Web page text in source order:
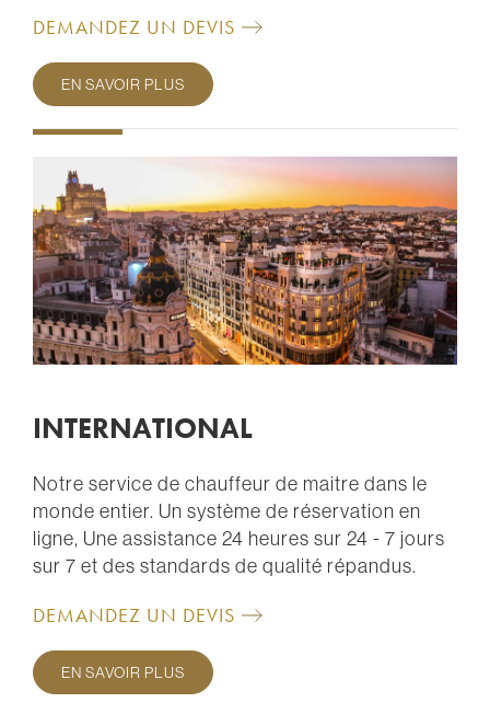
DEMANDEZ UN DEVIS
EN SAVOIR PLUS
INTERNATIONAL
Notre service de chauffeur de maitre dans le
monde entier. Un système de réservation en
ligne, Une assistance 24 heures sur 24 - 7 jours
sur 7 et des standards de qualité répandus.
DEMANDEZ UN DEVIS
EN SAVOIR PLUS